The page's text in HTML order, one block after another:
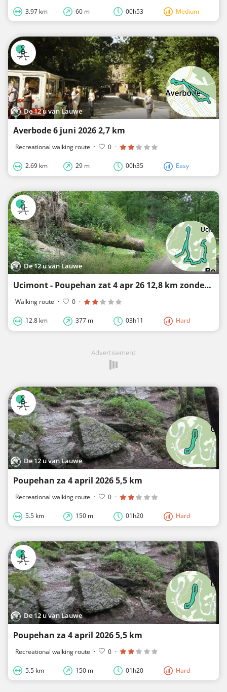
3.97 km 60 m 00h53 Medium
De 12 u van Lauwe
Averbode 6 juni 2026 2,7 km
Recreational walking route · 0 ·
2.69 km 29 m 00h35 Easy
De 12 u van Lauwe
Ucimont - Poupehan zat 4 apr 26 12,8 km zonder Semois
Walking route · 0 ·
12.8 km 377 m 03h11 Hard
Advertisement
De 12 u van Lauwe
Poupehan za 4 april 2026 5,5 km
Recreational walking route · 0 ·
5.5 km 150 m 01h20 Hard
De 12 u van Lauwe
Poupehan za 4 april 2026 5,5 km
Recreational walking route · 0 ·
5.5 km 150 m 01h20 Hard